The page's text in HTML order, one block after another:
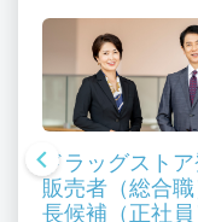
ドラッグスト
販売者（総合
長候補（正社員